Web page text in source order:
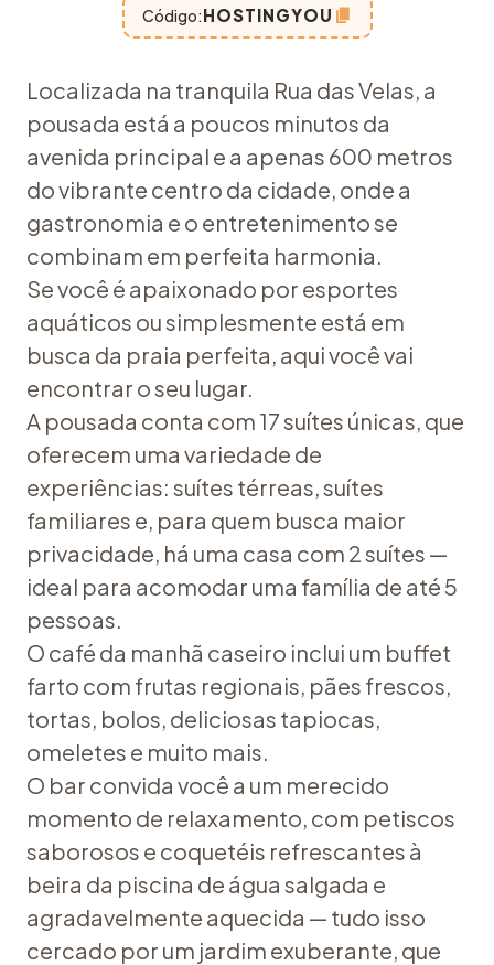
Código:HOSTINGYOU
Localizada na tranquila Rua das Velas, a
pousada está a poucos minutos da
avenida principal e a apenas 600 metros
do vibrante centro da cidade, onde a
gastronomia e o entretenimento se
combinam em perfeita harmonia.
Se você é apaixonado por esportes
aquáticos ou simplesmente está em
busca da praia perfeita, aqui você vai
encontrar o seu lugar.
A pousada conta com 17 suítes únicas, que
oferecem uma variedade de
experiências: suítes térreas, suítes
familiares e, para quem busca maior
privacidade, há uma casa com 2 suítes —
ideal para acomodar uma família de até 5
pessoas.
O café da manhã caseiro inclui um buffet
farto com frutas regionais, pães frescos,
tortas, bolos, deliciosas tapiocas,
omeletes e muito mais.
O bar convida você a um merecido
momento de relaxamento, com petiscos
saborosos e coquetéis refrescantes à
beira da piscina de água salgada e
agradavelmente aquecida — tudo isso
cercado por um jardim exuberante, que